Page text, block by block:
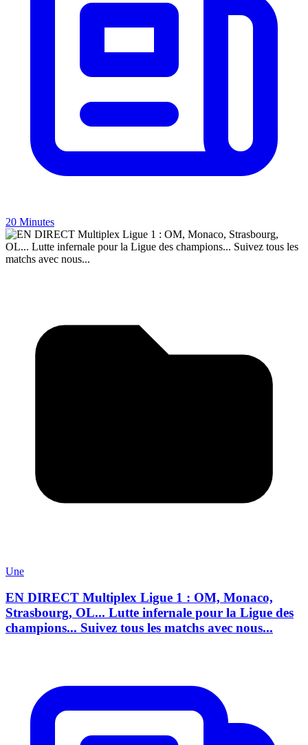
20 Minutes
Une
EN DIRECT Multiplex Ligue 1 : OM, Monaco,
Strasbourg, OL... Lutte infernale pour la Ligue des
champions... Suivez tous les matchs avec nous...